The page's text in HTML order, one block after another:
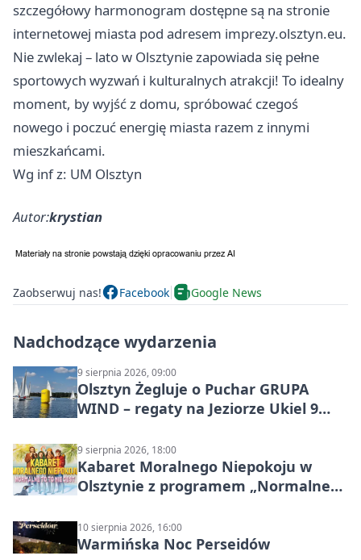
szczegółowy harmonogram dostępne są na stronie
internetowej miasta pod adresem imprezy.olsztyn.eu.
Nie zwlekaj – lato w Olsztynie zapowiada się pełne
sportowych wyzwań i kulturalnych atrakcji! To idealny
moment, by wyjść z domu, spróbować czegoś
nowego i poczuć energię miasta razem z innymi
mieszkańcami.
Wg inf z: UM Olsztyn
Autor:krystian
Zaobserwuj nas! Facebook Google News
Nadchodzące wydarzenia
9 sierpnia 2026, 09:00
Olsztyn Żegluje o Puchar GRUPA
WIND – regaty na Jeziorze Ukiel 9
9 sierpnia 2026, 18:00
Kabaret Moralnego Niepokoju w
Olsztynie z programem „Normalne
10 sierpnia 2026, 16:00
Warmińska Noc Perseidów